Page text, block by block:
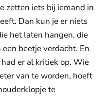
zetten iets bij iemand in
Dan kun je er niets
het laten hangen, die
beetje verdacht. En
er al kritiek op. Wie
van te worden, hoeft
te